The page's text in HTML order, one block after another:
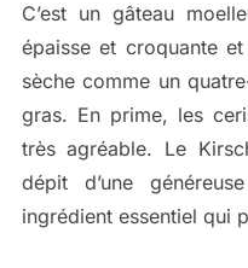
C’est un gâteau
épaisse et croquante
sèche comme un
gras. En prime, les
très agréable. Le
dépit d’une
ingrédient essentiel qui